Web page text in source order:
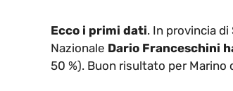
Ecco i primi dati. In provincia
Nazionale Dario Franceschini
50 %). Buon risultato per Marino